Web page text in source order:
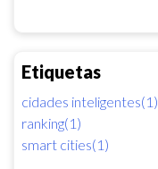
Etiquetas
cidades inteligentes(1)
ranking(1)
smart cities(1)